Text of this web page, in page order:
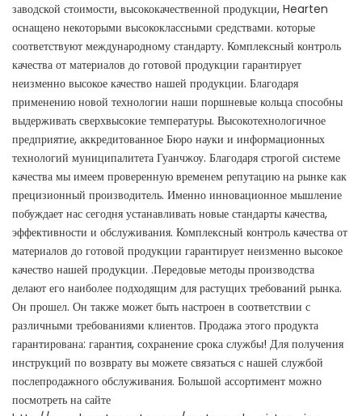
заводской стоимости, высококачественной продукции, Hearten
оснащено некоторыми высококлассными средствами. которые
соответствуют международному стандарту. Комплексный контроль
качества от материалов до готовой продукции гарантирует
неизменно высокое качество нашей продукции. Благодаря
применению новой технологии наши поршневые кольца способны
выдерживать сверхвысокие температуры. Высокотехнологичное
предприятие, аккредитованное Бюро науки и информационных
технологий муниципалитета Гуанчжоу. Благодаря строгой системе
качества мы имеем проверенную временем репутацию на рынке как
прецизионный производитель. Именно инновационное мышление
побуждает нас сегодня устанавливать новые стандарты качества,
эффективности и обслуживания. Комплексный контроль качества от
материалов до готовой продукции гарантирует неизменно высокое
качество нашей продукции. .Передовые методы производства
делают его наиболее подходящим для растущих требований рынка.
Он прошел. Он также может быть настроен в соответствии с
различными требованиями клиентов. Продажа этого продукта
гарантирована: гарантия, сохранение срока службы! Для получения
инструкций по возврату вы можете связаться с нашей службой
послепродажного обслуживания. Большой ассортимент можно
посмотреть на сайте